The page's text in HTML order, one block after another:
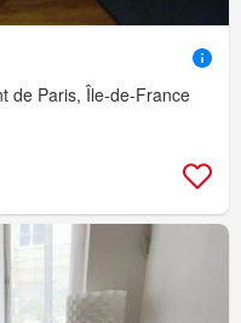
de Paris, Île-de-France